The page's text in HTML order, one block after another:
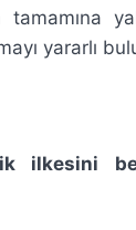
tamamına
yararlı
ilkesini